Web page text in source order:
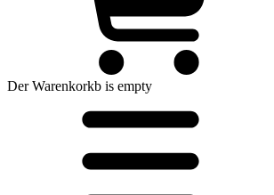
Der Warenkorkb is empty